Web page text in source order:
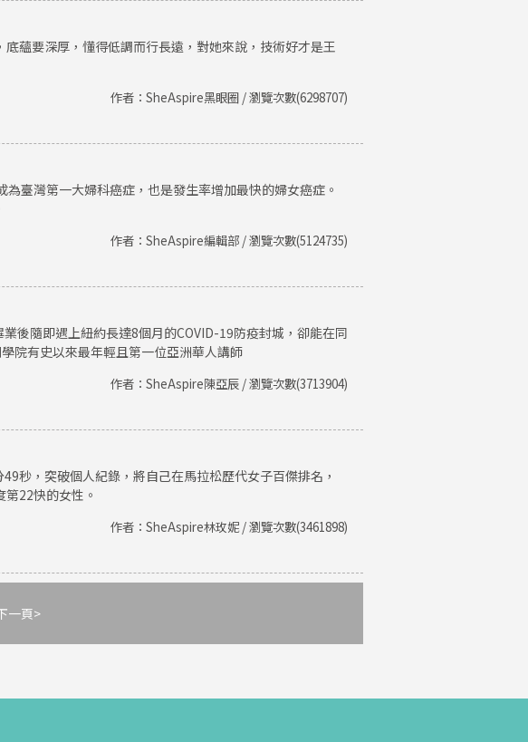
蘊要深厚，懂得低調而行長遠，對她來說，技術好才是王
作者：SheAspire黑眼圈 / 瀏覽次數(6298707)
臺灣第一大婦科癌症，也是發生率增加最快的婦女癌症。
作者：SheAspire編輯部 / 瀏覽次數(5124735)
後隨即遇上紐約長達8個月的COVID-19防疫封城，卻能在同
院有史以來最年輕且第一位亞洲華人講師
作者：SheAspire陳亞辰 / 瀏覽次數(3713904)
秒，突破個人紀錄，將自己在馬拉松歷代女子百傑排名，
22快的女性。
作者：SheAspire林玫妮 / 瀏覽次數(3461898)
一頁>